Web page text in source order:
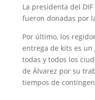
La presidenta del
fueron donadas por
Por último, los
entrega de kits es
todas y todos los
de Álvarez por su
tiempos de